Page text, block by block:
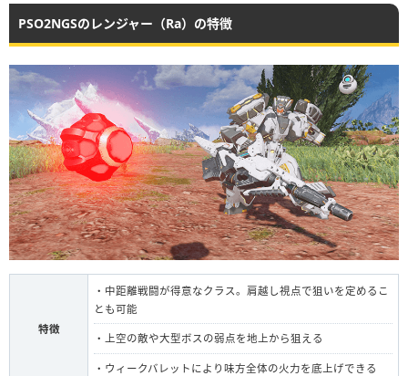
PSO2NGSのレンジャー（Ra）の特徴
特徴
・中距離戦闘が得意なクラス。肩越し視点で狙いを定めるこ
とも可能
・上空の敵や大型ボスの弱点を地上から狙える
・ウィークバレットにより味方全体の火力を底上げできる